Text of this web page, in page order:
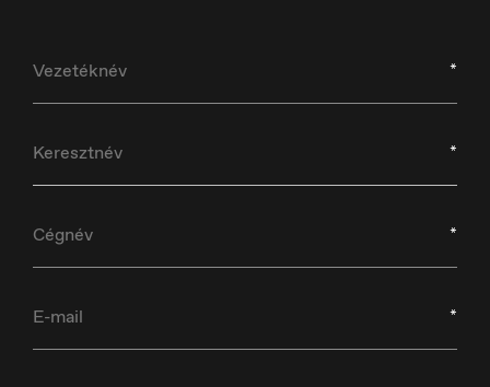
Français
Hrvatski
*
*
*
*